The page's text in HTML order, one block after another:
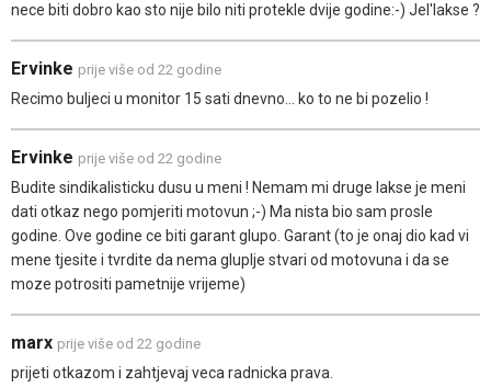
nece biti dobro kao sto nije bilo niti protekle dvije godine:-) Jel'lakse ?
Ervinke prije više od 22 godine
Recimo buljeci u monitor 15 sati dnevno... ko to ne bi pozelio !
Ervinke prije više od 22 godine
Budite sindikalisticku dusu u meni ! Nemam mi druge lakse je meni
dati otkaz nego pomjeriti motovun ;-) Ma nista bio sam prosle
godine. Ove godine ce biti garant glupo. Garant (to je onaj dio kad vi
mene tjesite i tvrdite da nema gluplje stvari od motovuna i da se
moze potrositi pametnije vrijeme)
marx prije više od 22 godine
prijeti otkazom i zahtjevaj veca radnicka prava.